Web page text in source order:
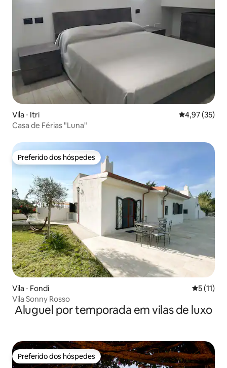
Vila ⋅ Itri 4,97 de uma
4,97 (35)
Casa de Férias "Luna"
Preferido dos hóspedes
Preferido dos hóspedes
Vila ⋅ Fondi 5 de uma
5 (11)
Vila Sonny Rosso
Aluguel por temporada em vilas de luxo
Preferido dos hóspedes
Preferido dos hóspedes